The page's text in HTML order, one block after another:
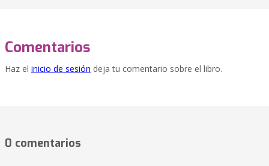
Comentarios
Haz el inicio de sesión deja tu comentario sobre el libro.
0 comentarios